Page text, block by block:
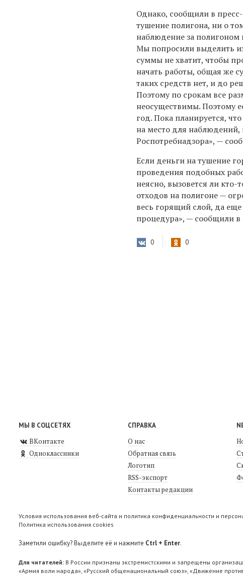
Однако, сообщили в пресс-
тушение полигона, ни о
наблюдение за
Мы попросили выделить
суммы не хватит, чтобы
начать работы, общая же
таких средств нет, и до
Поэтому по срокам все
неосуществимы. Поэтому
год. Пока планируется,
на место для наблюдений,
Роспотребнадзора», —
Если деньги на тушение
проведения подобных
неясно, вызовется ли кто-
отходов на полигоне —
весь горящий слой, да
процедура», — сообщили в
0 0
МЫ В СОЦСЕТЯХ
ВКонтакте
Одноклассники
СПРАВКА
О нас
Обратная связь
Логотип
RSS-экспорт
Контакты редакции
Условия использования веб-сайта и политика конфиденциальности и
Политика использования cookies
Заметили ошибку? Выделите её и нажмите Ctrl + Enter.
Для читателей: В России признаны экстремистскими и запрещены
«Армия воли народа», «Русский общенациональный союз», «Движение